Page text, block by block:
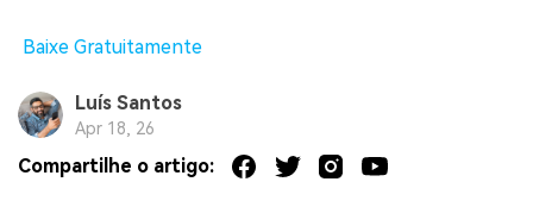
Baixe Gratuitamente
Luís Santos
Apr 18, 26
Compartilhe o artigo: